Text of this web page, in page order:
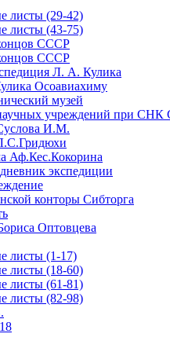
листы (29-42)
листы (43-75)
СССР
СССР
Л. А. Кулика
Осоавиахиму
музей
учреждений при
И.М.
Аф.Кес.Кокорина
экспедиции
конторы Сибторга
Оптовцева
листы (1-17)
листы (18-60)
листы (61-81)
листы (82-98)